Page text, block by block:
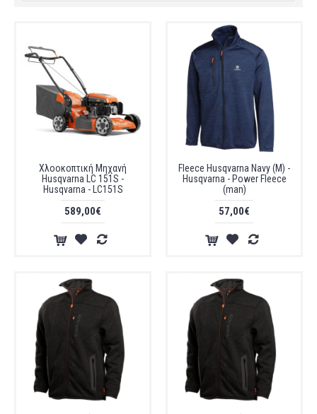
Χλοοκοπτική Μηχανή
Husqvarna LC 151S -
Husqvarna - LC151S
589,00€
Fleece Husqvarna Navy (M) -
Husqvarna - Power Fleece
(man)
57,00€